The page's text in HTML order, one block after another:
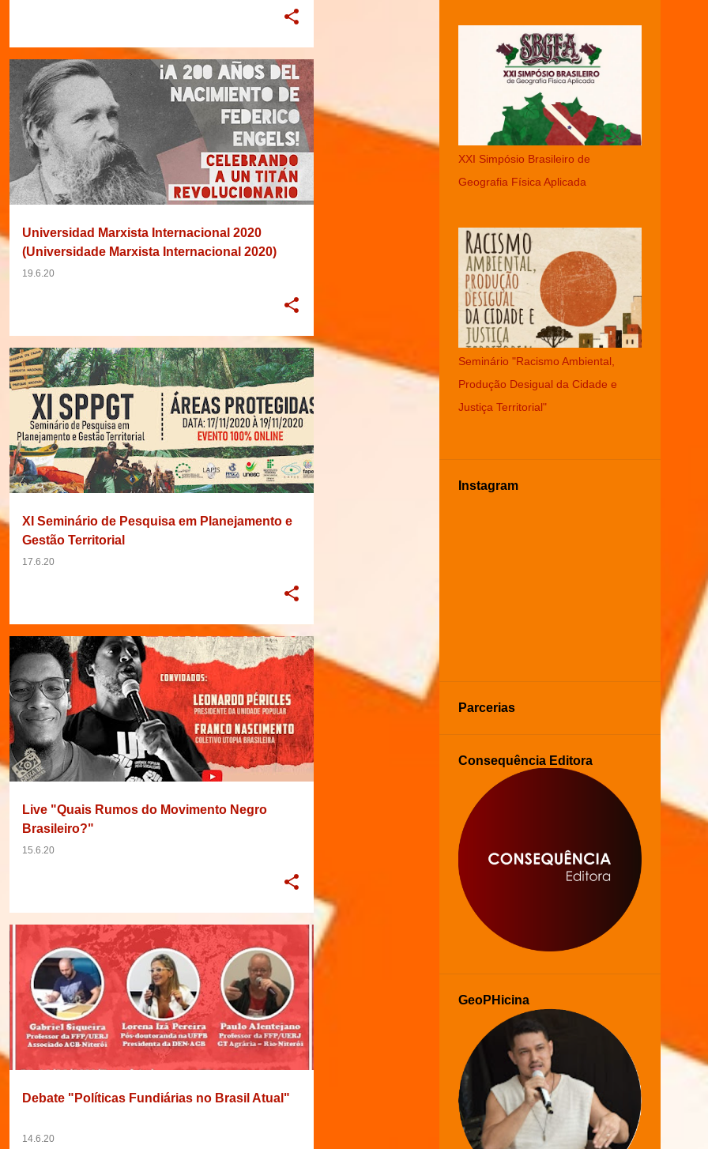
Universidad Marxista Internacional 2020
(Universidade Marxista Internacional 2020)
19.6.20
2020 ENCONTRO ESPANHA +7
XI Seminário de Pesquisa em Planejamento e
Gestão Territorial
17.6.20
2020 ÁREA DE PROTEÇÃO AMBIENTAL BRASIL +8
Live "Quais Rumos do Movimento Negro
Brasileiro?"
15.6.20
2020 DEBATE EVENTO +3
Debate "Políticas Fundiárias no Brasil Atual"
14.6.20
2020 BRASIL DEBATE EVENTO +
XXI Simpósio Brasileiro de
Geografia Física Aplicada
Seminário "Racismo Ambiental,
Produção Desigual da Cidade e
Justiça Territorial"
Instagram
Parcerias
Consequência Editora
GeoPHicina